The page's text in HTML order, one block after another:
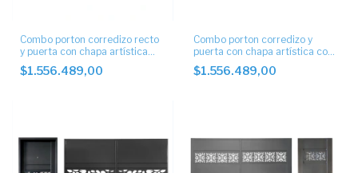
Combo porton corredizo recto
y puerta con chapa artística
automático
$1.556.489,00
Combo porton corredizo y
puerta con chapa artística con
motor
$1.556.489,00